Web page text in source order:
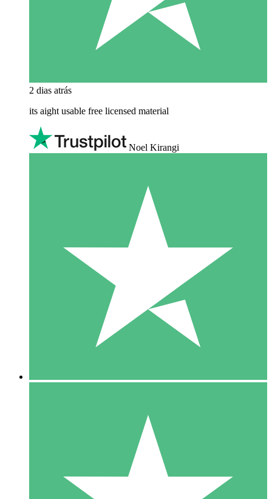
2 dias atrás
its aight usable free licensed material
Noel Kirangi